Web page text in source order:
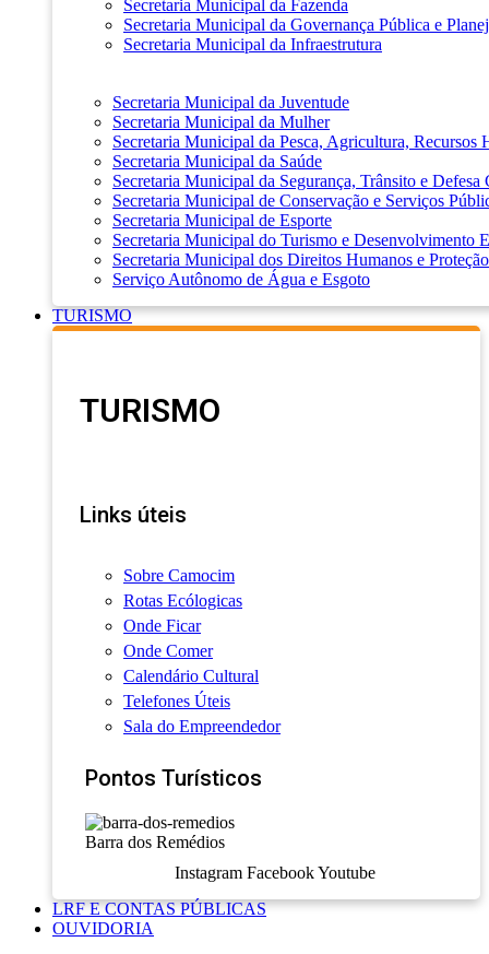
Secretaria Municipal da Fazenda
Secretaria Municipal da Governança Pública e
Secretaria Municipal da Infraestrutura
Secretaria Municipal da Juventude
Secretaria Municipal da Mulher
Secretaria Municipal da Pesca, Agricultura, Recursos
Secretaria Municipal da Saúde
Secretaria Municipal da Segurança, Trânsito e Defesa
Secretaria Municipal de Conservação e Serviços
Secretaria Municipal de Esporte
Secretaria Municipal do Turismo e Desenvolvimento
Secretaria Municipal dos Direitos Humanos e
Serviço Autônomo de Água e Esgoto
TURISMO
TURISMO
Links úteis
Sobre Camocim
Rotas Ecólogicas
Onde Ficar
Onde Comer
Calendário Cultural
Telefones Úteis
Sala do Empreendedor
Pontos Turísticos
Barra dos Remédios
Instagram Facebook Youtube
LRF E CONTAS PÚBLICAS
OUVIDORIA